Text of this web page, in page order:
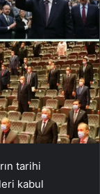
tarihi
kabul